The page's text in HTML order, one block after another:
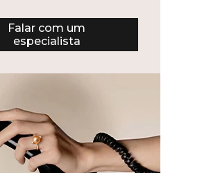
Falar com um
especialista